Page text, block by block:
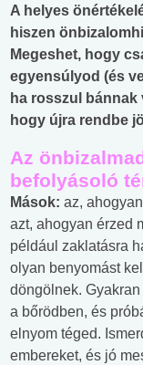
A helyes
hiszen
Megeshet, hogy
egyensúlyod (és
ha rosszul bánnak
hogy újra rendbe
Az
befolyásoló
Mások: az,
azt, ahogyan érzed
például zaklatásra
olyan benyomást
döngölnek.
a bőrödben, és
elnyom téged.
embereket, és jó